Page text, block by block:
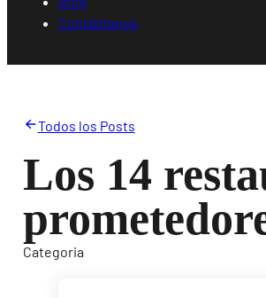
Contáctanos
Todos los Posts
Los 14
Categoria